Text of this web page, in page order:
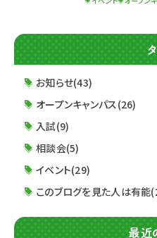
６年３月２１日（
🌟 ※２日間同じ
お知らせ(43)
オープンキャンパス(26)
入試(9)
相談会(5)
イベント(29)
このブログを見た人は有能
最近